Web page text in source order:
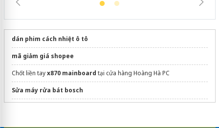
dán phim cách nhiệt ô tô
mã giảm giá shopee
Chốt liền tayx870 mainboard tại cửa hàng Hoàng Hà PC
Sửa máy rửa bát bosch